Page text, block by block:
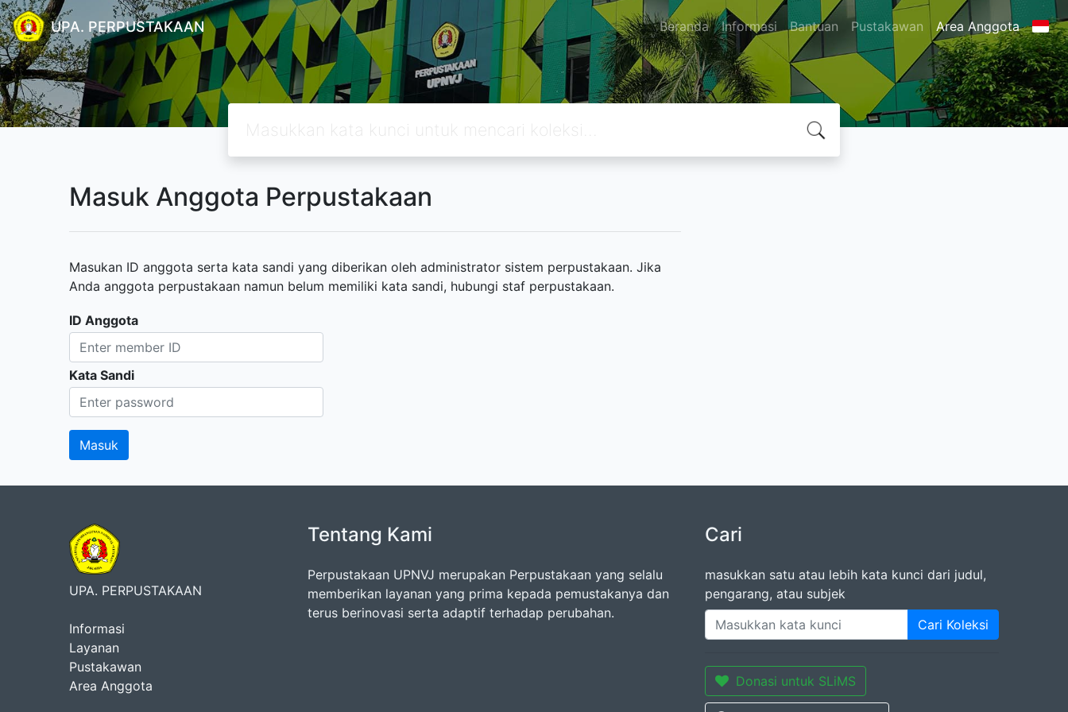
UPA. PERPUSTAKAAN Beranda Informasi Bantuan Pustakawan Area Anggota
Masuk Anggota Perpustakaan
Masukan ID anggota serta kata sandi yang diberikan oleh administrator sistem perpustakaan. Jika
Anda anggota perpustakaan namun belum memiliki kata sandi, hubungi staf perpustakaan.
ID Anggota
Kata Sandi
UPA. PERPUSTAKAAN
Informasi
Layanan
Pustakawan
Area Anggota
Tentang Kami
Perpustakaan UPNVJ merupakan Perpustakaan yang selalu
memberikan layanan yang prima kepada pemustakanya dan
terus berinovasi serta adaptif terhadap perubahan.
Cari
masukkan satu atau lebih kata kunci dari judul,
pengarang, atau subjek
Cari Koleksi
Donasi untuk SLiMS